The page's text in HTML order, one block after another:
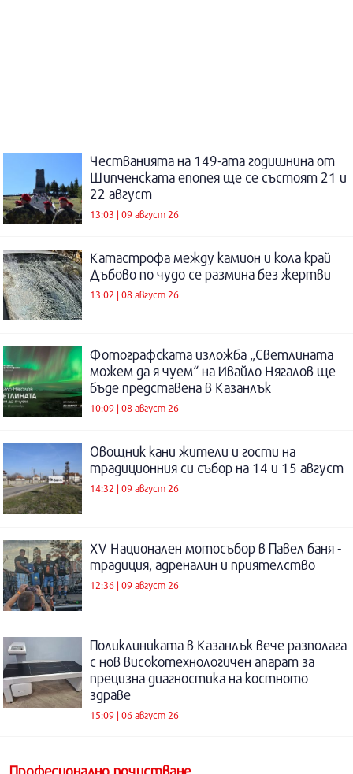
Честванията на 149-ата годишнина от
Шипченската епопея ще се състоят 21 и
22 август
13:03 | 09 август 26
Катастрофа между камион и кола край
Дъбово по чудо се размина без жертви
13:02 | 08 август 26
Фотографската изложба „Светлината
можем да я чуем“ на Ивайло Нягалов ще
бъде представена в Казанлък
10:09 | 08 август 26
Овощник кани жители и гости на
традиционния си събор на 14 и 15 август
14:32 | 09 август 26
XV Национален мотосъбор в Павел баня -
традиция, адреналин и приятелство
12:36 | 09 август 26
Поликлиниката в Казанлък вече разполага
с нов високотехнологичен апарат за
прецизна диагностика на костното
здраве
15:09 | 06 август 26
Професионално почистване